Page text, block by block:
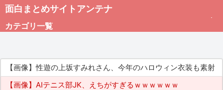
面白まとめサイトアンテナ
カテゴリ一覧
総合
【画像】性遊の上坂すみれさん、今年のハロウィン衣装も素射
【画像】AIテニス部JK、えちがすぎるｗｗｗｗｗｗ